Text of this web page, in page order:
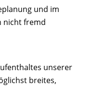
und im
nicht fremd
unserer
breites,